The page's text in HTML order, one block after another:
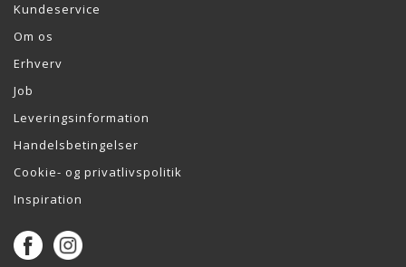
Kundeservice
Om os
Erhverv
Job
Leveringsinformation
Handelsbetingelser
Cookie- og privatlivspolitik
Inspiration